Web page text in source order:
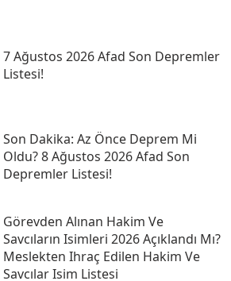
7 Ağustos 2026 Afad Son Depremler
Listesi!
Son Daki̇ka: Az Önce Deprem Mi
Oldu? 8 Ağustos 2026 Afad Son
Depremler Listesi!
Görevden Alınan Hakim Ve
Savcıların Isimleri 2026 Açıklandı Mı?
Meslekten Ihraç Edilen Hakim Ve
Savcılar Isim Listesi